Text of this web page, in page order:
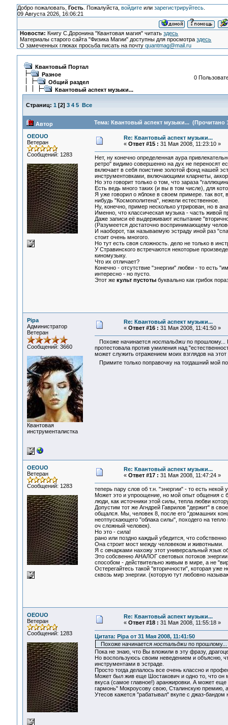
Добро пожаловать, Гость. Пожалуйста, войдитеили зарегистрируйтесь.
09 Августа 2026, 16:06:21
Новости: Книгу С.Доронина "Квантовая магия" читатьздесь
Материалы старого сайта "Физика Магии" доступны для просмотраздесь
О замеченных глюках просьба писать на почтуquantmag@mail.ru
Квантовый Портал
Разное
Общий раздел
Квантовый аспект музыки...
0
Страниц: 1 [2] 3 4 5 Все
Автор Тема: Квантовый аспект музыки... (Прочитано
OEOUO
Ветеран
Сообщений: 1283
Re: Квантовый аспект музыки...
« Ответ #15 : 31 Мая 2008, 11:23:10 »
Нет, ну конечно определенная аура
ретро" видимо совершенно на дух не переносят
включает в себя поистине золотой фонд нашей
инструментовками, включающими кларнеты,
Но это говорит только о том, что зараза
Есть ведь много таких (и вы в том числе), для
Я уже говорил о яблоке в своем примере. так вот,
нибудь "Космополитена", нежели естественное.
Ну, конечно, пример несколько утрирован, но в
Именно, что классическая музыка - часть живой
Даже записи её выдерживают испытание
(Разумеется достаточно воспринимающему
И наоборот, так называемую эстраду иной раз
стоит очень многого.
Но тут есть своя сложность. дело не только в
У Стравинского встречаются некоторые
киномузыку.
Что их отличает?
Конечно - отсутствие "энергии" любви - то есть
интересно - но пусто.
Этот же культ пустотыбуквально как грибок
Pipa
Администратор
Ветеран
Сообщений: 3660
Квантовая
инструменталистка
Re: Квантовый аспект музыки...
« Ответ #16 : 31 Мая 2008, 11:41:50 »
Похоже начинается ностальджипо прошлому...
протестовала против умиления над
может служить отражением моих взглядов на
Примите только поправочку на тогдашний мой
OEOUO
Ветеран
Сообщений: 1283
Re: Квантовый аспект музыки...
« Ответ #17 : 31 Мая 2008, 11:47:24 »
теперь пару слов об т.н. "энергии" - то есть
Может это и упроощение, но мой опыт общения
люди, как источники этой силы, тепла любви
Допустим тот же Агндрей Гаврилов "держит" в
общался. Мы, человек 8, после его "домашних
неотпускающего "облака силы", походего на
оч сложный человек).
Но это - сила!
рано или поздно каждый убедится, что
Она строит мост между человеком и животными.
Я с овчарками нахожу этот универсальный
Это собсвенно АНАЛОГ световых потоков
способом - действительно живым в мире, а не
Остерегайтесь такой "вторичности", которая
сквозь мир энергии. (которую тут любовно
OEOUO
Ветеран
Сообщений: 1283
Re: Квантовый аспект музыки...
« Ответ #18 : 31 Мая 2008, 11:55:18 »
Цитата: Pipa от 31 Мая 2008, 11:41:50
Похоже начинается ностальджипо прошлому...
Пока не знаю, что Вы вложили в эту фразу,
Но воспользуюсь своим неведением и объясню,
инструментами в эстраде.
Просто тогда делалось все очень классно и
Может был жив еще Шостакович и одно то, что он
вкуса (самое главное!) аранжировки. А может еще
гармонь" Мокроусову свою, Сталинскую премию,
Утесов кажется "рабатывал" вкупе с джаз-